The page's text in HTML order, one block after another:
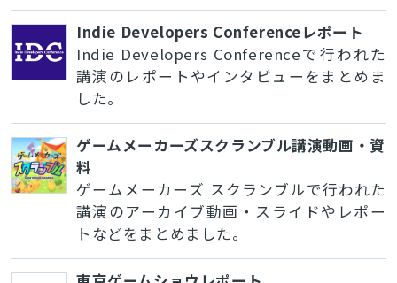
Indie Developers Conferenceレポート
Indie Developers Conferenceで行われた
講演のレポートやインタビューをまとめま
した。
ゲームメーカーズスクランブル講演動画・資
料
ゲームメーカーズ スクランブルで行われた
講演のアーカイブ動画・スライドやレポー
トなどをまとめました。